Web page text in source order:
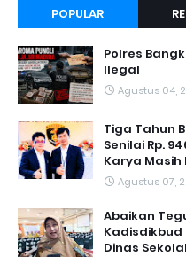
POPULAR
Polres
Ilegal
Agustus 04,
Tiga Tahun
Senilai Rp.
Karya
Agustus 07,
Abaikan
Kadisdikbud
Dinas